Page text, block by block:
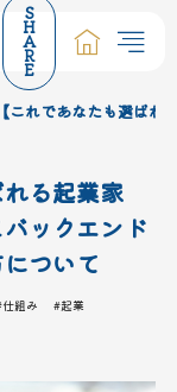
サービス一覧
S
H
A
R
E
【これであなたも選ば
れる起業家
ックエンド
ついて
仕組み #起業